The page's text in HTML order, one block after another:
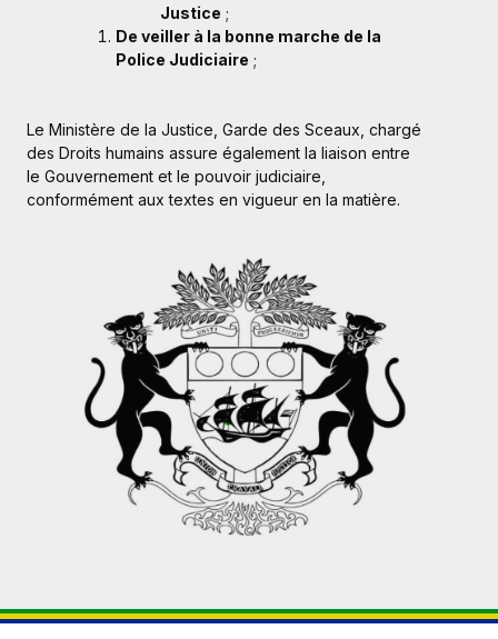
Justice ;
De veiller à la bonne marche de la
Police Judiciaire ;
Le Ministère de la Justice, Garde des Sceaux, chargé
des Droits humains assure également la liaison entre
le Gouvernement et le pouvoir judiciaire,
conformément aux textes en vigueur en la matière.